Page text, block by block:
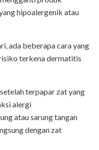
hipoalergenik atau
ada beberapa cara yang
terkena dermatitis
terpapar zat yang
alergi
atau sarung tangan
dengan zat